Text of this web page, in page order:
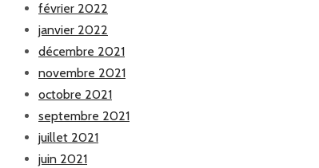
février 2022
janvier 2022
décembre 2021
novembre 2021
octobre 2021
septembre 2021
juillet 2021
juin 2021